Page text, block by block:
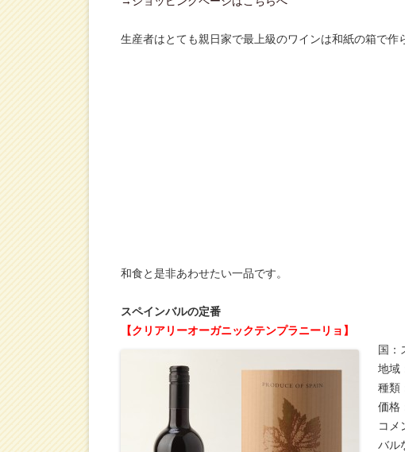
生産者はとても親日家で最上級のワインは和紙の箱で作
和食と是非あわせたい一品です。
スペインバルの定番
【クリアリーオーガニックテンプラニーリョ】
国：
地域
種類
価格
コメ
バル